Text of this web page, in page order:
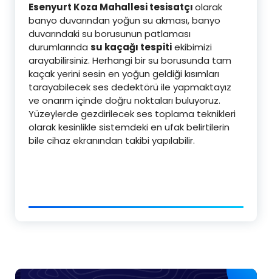
Esenyurt Koza Mahallesi tesisatçıolarak
banyo duvarından yoğun su akması, banyo
duvarındaki su borusunun patlaması
durumlarında su kaçağı tespitiekibimizi
arayabilirsiniz. Herhangi bir su borusunda tam
kaçak yerini sesin en yoğun geldiği kısımları
tarayabilecek ses dedektörü ile yapmaktayız
ve onarım içinde doğru noktaları buluyoruz.
Yüzeylerde gezdirilecek ses toplama teknikleri
olarak kesinlikle sistemdeki en ufak belirtilerin
bile cihaz ekranından takibi yapılabilir.